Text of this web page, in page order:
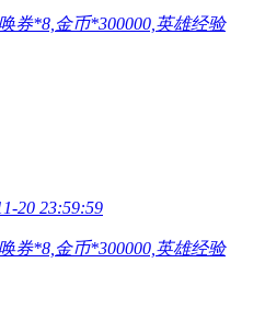
券*8,金币*300000,英雄经验
20 23:59:59
券*8,金币*300000,英雄经验